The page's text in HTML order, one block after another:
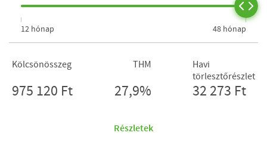
12 hónap 48 hónap
Kölcsönösszeg
975 120 Ft
THM
27,9%
Havi
törlesztőrészlet
32 273 Ft
Részletek